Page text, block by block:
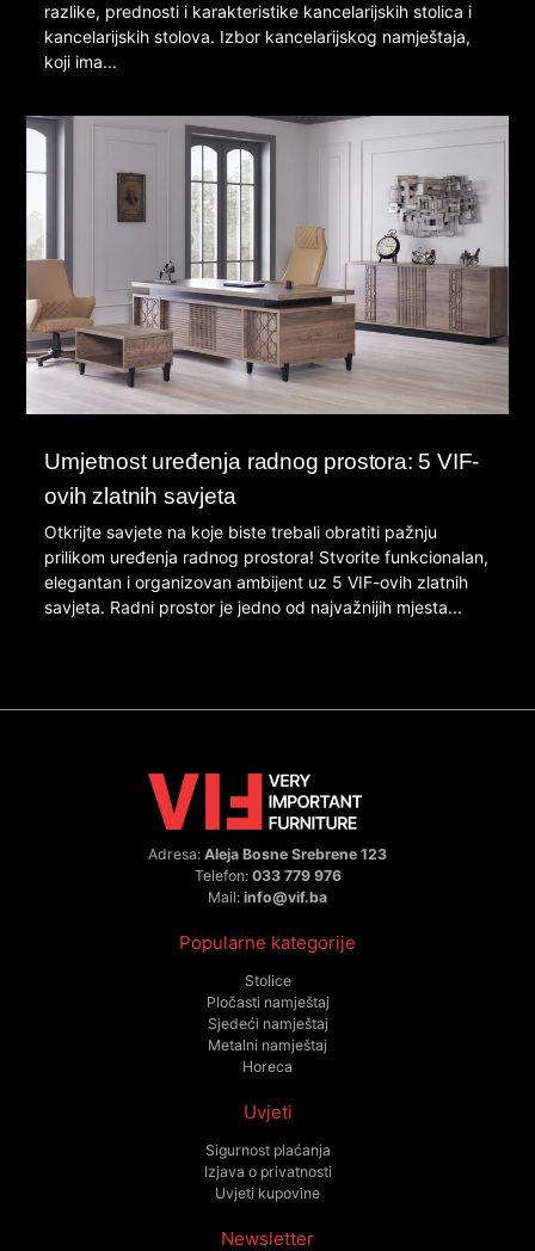
razlike, prednosti i karakteristike kancelarijskih stolica i
kancelarijskih stolova. Izbor kancelarijskog namještaja,
koji ima...
Umjetnost uređenja radnog prostora: 5 VIF-
ovih zlatnih savjeta
Otkrijte savjete na koje biste trebali obratiti pažnju
prilikom uređenja radnog prostora! Stvorite funkcionalan,
elegantan i organizovan ambijent uz 5 VIF-ovih zlatnih
savjeta. Radni prostor je jedno od najvažnijih mjesta...
Adresa: Aleja Bosne Srebrene 123
Telefon: 033 779 976
Mail: info@vif.ba
Popularne kategorije
Stolice
Pločasti namještaj
Sjedeći namještaj
Metalni namještaj
Horeca
Uvjeti
Sigurnost plaćanja
Izjava o privatnosti
Uvjeti kupovine
Newsletter